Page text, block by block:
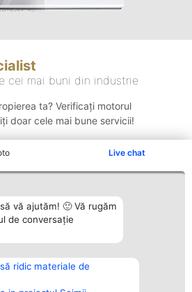
Live chat
vă ajutăm! 🙂 Vă rugăm
de conversație
ridic materiale de
cei mai buni din industrie
ta? Verificați motorul
doar cele mai bune servicii!
Plebiscyt
Lista Tuturor
Contact